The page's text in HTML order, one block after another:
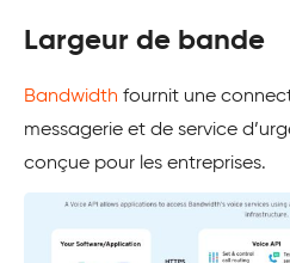
Largeur de bande
Bandwidth fournit une
messagerie et de service
conçue pour les entreprises.